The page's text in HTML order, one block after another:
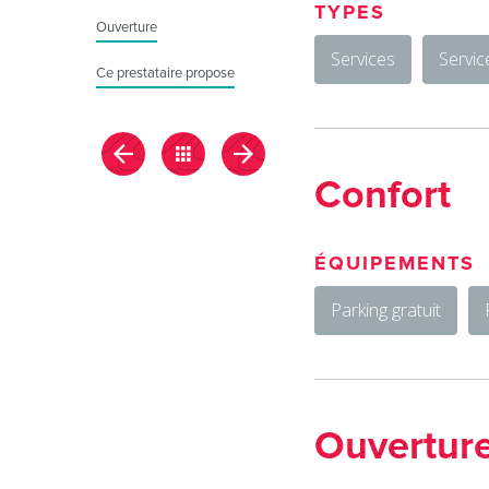
Ouverture
Ce prestataire propose
TYPES
Services
Confort
ÉQUIPEMENTS
Parking gratuit